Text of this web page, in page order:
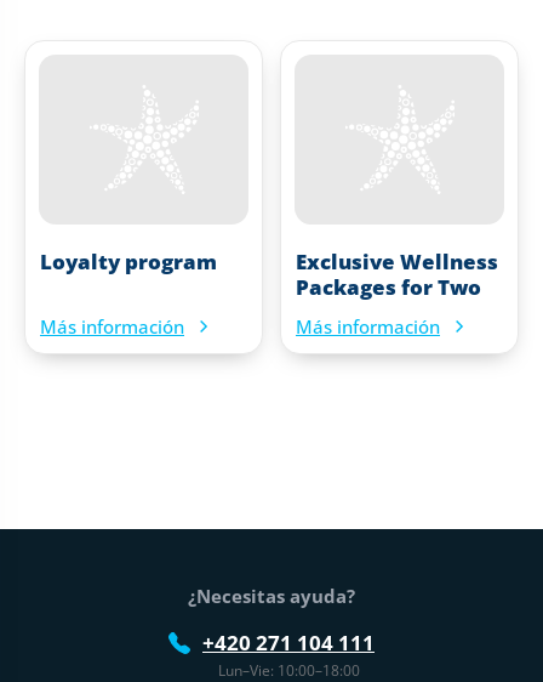
Loyalty program
Más información
Exclusive Wellness
Packages for Two
Más información
Pie de página
¿Necesitas ayuda?
+420 271 104 111
Lun–Vie: 10:00–18:00